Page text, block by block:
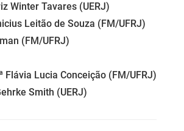
Winter Tavares (UERJ)
Leitão de Souza (FM/UFRJ)
(FM/UFRJ)
Flávia Lucia Conceição (FM/UFRJ)
Smith (UERJ)